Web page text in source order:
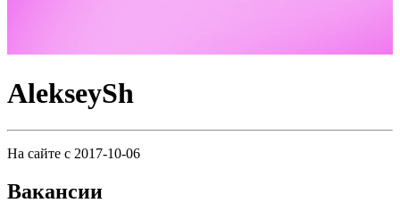
AlekseySh
На сайте с 2017-10-06
Вакансии